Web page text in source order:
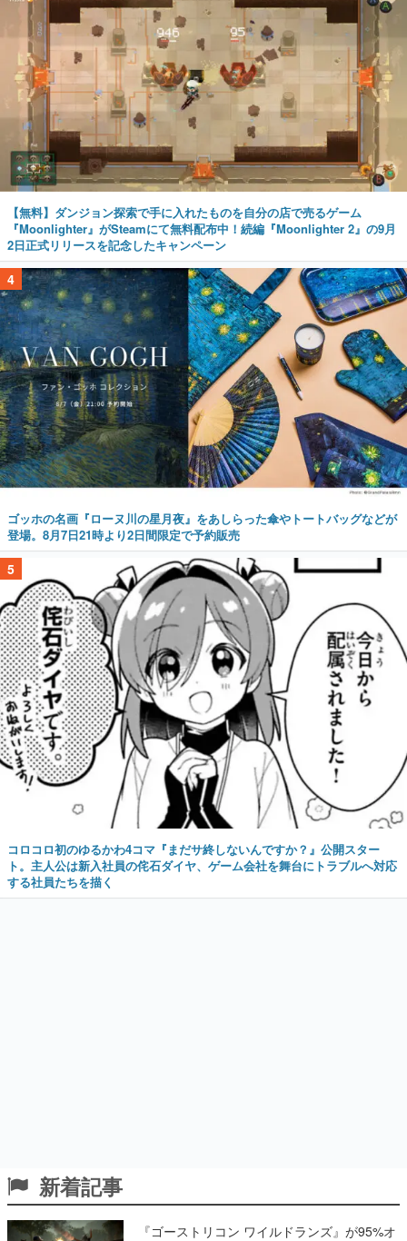
【無料】ダンジョン探索で手に入れたものを自分の店で売るゲーム
『Moonlighter』がSteamにて無料配布中！続編『Moonlighter 2』の9月
2日正式リリースを記念したキャンペーン
4
ゴッホの名画『ローヌ川の星月夜』をあしらった傘やトートバッグなどが
登場。8月7日21時より2日間限定で予約販売
5
コロコロ初のゆるかわ4コマ『まだサ終しないんですか？』公開スター
ト。主人公は新入社員の侘石ダイヤ、ゲーム会社を舞台にトラブルへ対応
する社員たちを描く
新着記事
『ゴーストリコン ワイルドランズ』が95%オ